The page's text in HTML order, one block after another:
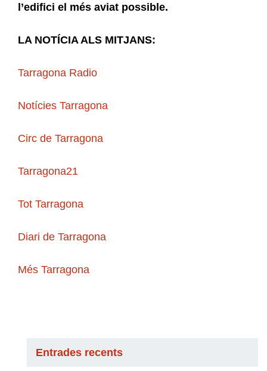
l’edifici el més aviat possible.
LA NOTÍCIA ALS MITJANS:
Tarragona Radio
Notícies Tarragona
Circ de Tarragona
Tarragona21
Tot Tarragona
Diari de Tarragona
Més Tarragona
Entrades recents